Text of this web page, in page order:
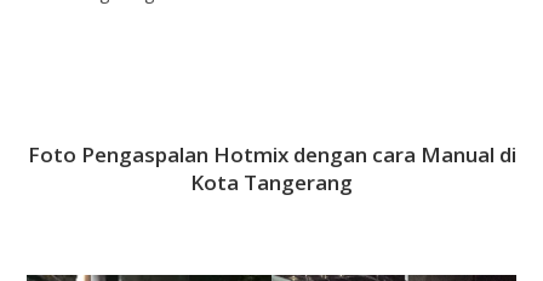
Foto Pengaspalan Hotmix dengan cara Manual di
Kota Tangerang